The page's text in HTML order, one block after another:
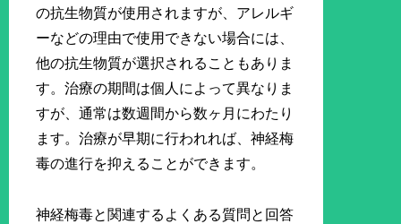
の抗生物質が使用されますが、アレルギ
ーなどの理由で使用できない場合には、
他の抗生物質が選択されることもありま
す。治療の期間は個人によって異なりま
すが、通常は数週間から数ヶ月にわたり
ます。治療が早期に行われれば、神経梅
毒の進行を抑えることができます。
神経梅毒と関連するよくある質問と回答